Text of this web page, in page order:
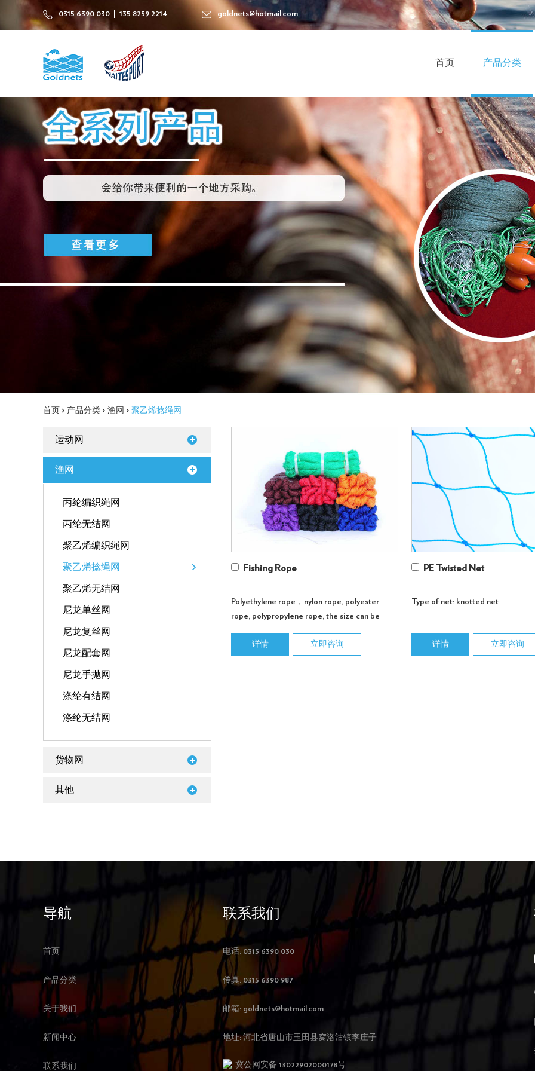
0315 6390 030 | 135 8259 2214 goldnets@hotmail.com
首页 产品分类
首页 > 产品分类 > 渔网 > 聚乙烯捻绳网
Fishing Rope
Polyethylene rope，nylon rope, polyester
rope, polypropylene rope, the size can be
详情
立即咨询
PE Twisted Net
Type of net: knotted net
详情 立即咨询
运动网
渔网
丙纶编织绳网
丙纶无结网
聚乙烯编织绳网
聚乙烯捻绳网
聚乙烯无结网
尼龙单丝网
尼龙复丝网
尼龙配套网
尼龙手抛网
涤纶有结网
涤纶无结网
货物网
其他
导航
首页
产品分类
关于我们
新闻中心
联系我们
联系我们
电话: 0315 6390 030
传真: 0315 6390 987
邮箱: goldnets@hotmail.com
地址: 河北省唐山市玉田县窝洛沽镇李庄子
冀公网安备 13022902000178号